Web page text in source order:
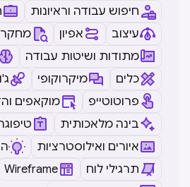
חיפוש עבודה וראיונות
עיצוב
אפיון
מחקר
מתודות ושיטות עבודה
כלים
מיקרוקופי
פרוטוטייפ
מוקאפים
בינה מלאכותית
איורים ואילוסטרציות
תרגילי לוח
Wireframe